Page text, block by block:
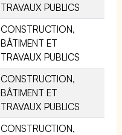
TRAVAUX PUBLICS
CONSTRUCTION,
BÂTIMENT ET
TRAVAUX PUBLICS
CONSTRUCTION,
BÂTIMENT ET
TRAVAUX PUBLICS
CONSTRUCTION,